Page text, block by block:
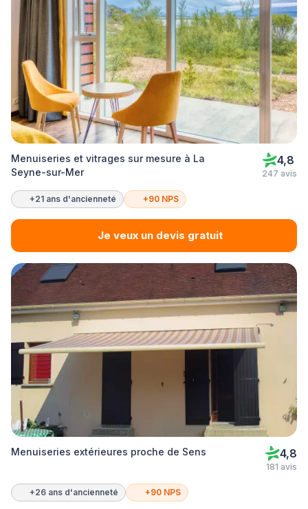
Menuiseries et vitrages sur mesure à La
Seyne-sur-Mer
4,8
247 avis
+21 ans d'ancienneté +90 NPS
Je veux un devis gratuit
Menuiseries extérieures proche de Sens 4,8
181 avis
+26 ans d'ancienneté +90 NPS